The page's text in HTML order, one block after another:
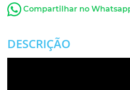
Compartilhar no
DESCRIÇÃO